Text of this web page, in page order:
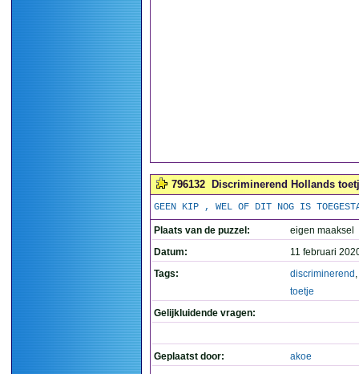
796132 Discriminerend Hollands
GEEN KIP , WEL OF DIT NOG IS
Plaats van de puzzel:
eigen maaksel
Datum:
11 februari
Tags:
discriminerend ,
toetje
Gelijkluidende vragen:
Geplaatst door: akoe